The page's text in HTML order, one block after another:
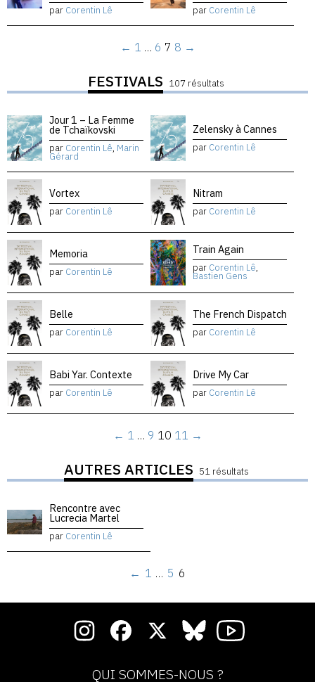
par Corentin Lê par Corentin Lê
← 1 … 6 7 8 →
FESTIVALS 107 résultats
Jour 1 – La Femme
de Tchaïkovski
par Corentin Lê, Marin
Gérard
Zelensky à Cannes
par Corentin Lê
Vortex
par Corentin Lê
Nitram
par Corentin Lê
Memoria
par Corentin Lê
Train Again
par Corentin Lê,
Bastien Gens
Belle
par Corentin Lê
The French Dispatch
par Corentin Lê
Babi Yar. Contexte
par Corentin Lê
Drive My Car
par Corentin Lê
← 1 … 9 10 11 →
AUTRES ARTICLES 51 résultats
Rencontre avec
Lucrecia Martel
par Corentin Lê
← 1 … 5 6
QUI SOMMES-NOUS ?